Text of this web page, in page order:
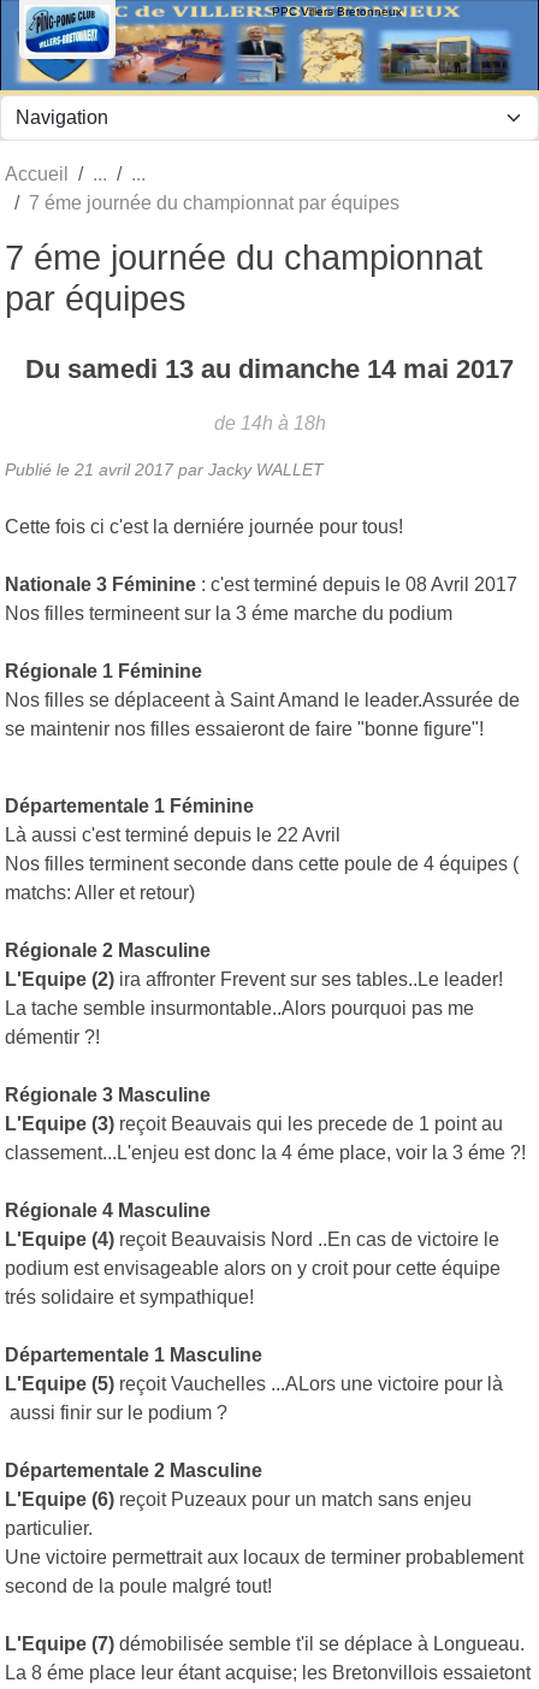
PPC Villers Bretonneux
Accueil
7 éme journée du championnat par équipes
7 éme journée du championnat
par équipes
Du samedi 13 au dimanche 14 mai 2017
de 14h à 18h
Publié le 21 avril 2017 par Jacky WALLET
Cette fois ci c'est la derniére journée pour tous!
Nationale 3 Féminine : c'est terminé depuis le 08 Avril 2017
Nos filles termineent sur la 3 éme marche du podium
Régionale 1 Féminine
Nos filles se déplaceent à Saint Amand le leader.Assurée de
se maintenir nos filles essaieront de faire "bonne figure"!
Départementale 1 Féminine
Là aussi c'est terminé depuis le 22 Avril
Nos filles terminent seconde dans cette poule de 4 équipes (
matchs: Aller et retour)
Régionale 2 Masculine
L'Equipe (2) ira affronter Frevent sur ses tables..Le leader!
La tache semble insurmontable..Alors pourquoi pas me
démentir ?!
Régionale 3 Masculine
L'Equipe (3) reçoit Beauvais qui les precede de 1 point au
classement...L'enjeu est donc la 4 éme place, voir la 3 éme ?!
Régionale 4 Masculine
L'Equipe (4) reçoit Beauvaisis Nord ..En cas de victoire le
podium est envisageable alors on y croit pour cette équipe
trés solidaire et sympathique!
Départementale 1 Masculine
L'Equipe (5) reçoit Vauchelles ...ALors une victoire pour là
aussi finir sur le podium ?
Départementale 2 Masculine
L'Equipe (6) reçoit Puzeaux pour un match sans enjeu
particulier.
Une victoire permettrait aux locaux de terminer probablement
second de la poule malgré tout!
L'Equipe (7) démobilisée semble t'il se déplace à Longueau.
La 8 éme place leur étant acquise; les Bretonvillois essaietont
Panneau de gestion des cookies